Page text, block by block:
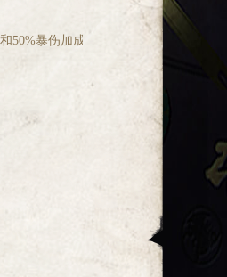
暴伤加成,持续5秒,冷却10秒